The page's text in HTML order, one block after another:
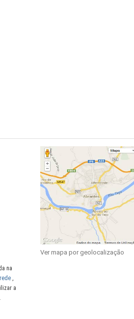
na
,
a
Ver mapa por geolocalização